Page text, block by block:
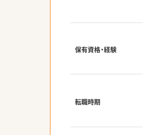
保有資格・経験
転職時期